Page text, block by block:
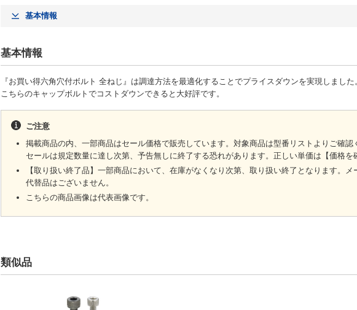
基本情報
基本情報
『お買い得六角穴付ボルト 全ねじ』は調達方法を最適化することでプライスダウンを実現しました
こちらのキャップボルトでコストダウンできると大好評です。
ご注意
掲載商品の内、一部商品はセール価格で販売しています。対象商品は型番リストよりご確認
セールは規定数量に達し次第、予告無しに終了する恐れがあります。正しい単価は【価格を
【取り扱い終了品】一部商品において、在庫がなくなり次第、取り扱い終了となります。
代替品はございません。
こちらの商品画像は代表画像です。
類似品